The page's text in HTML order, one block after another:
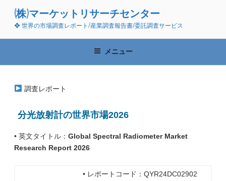
ン
(株)マーケットリサーチセンター
❖ 世界の市場調査レポート/産業調査報告書/委託調査サービス
メニュー
調査レポート
分光放射計の世界市場2026
• 英文タイトル： Global Spectral Radiometer Market
Research Report 2026
• レポートコード：QYR24DC02902